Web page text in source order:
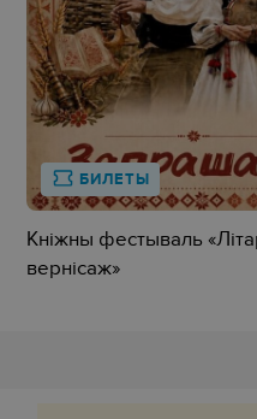
БИЛЕТЫ
Кніжны фестываль
вернісаж»